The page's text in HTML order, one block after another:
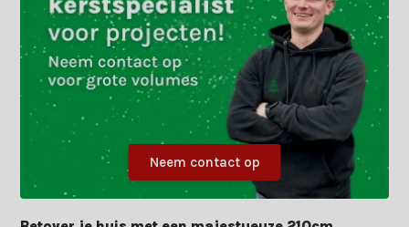
Neem contact op